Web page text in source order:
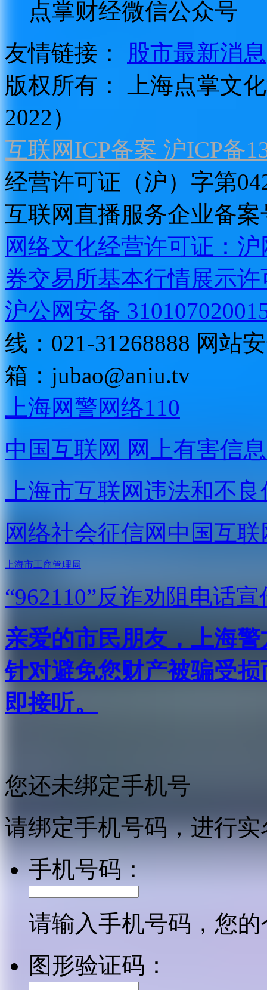
点掌财经微信公众号
友情链接：
股市最新消息
版权所有：
上海点掌文
2022）
互联网ICP备案 沪ICP备
经营许可证（沪）字第
互联网直播服务企业备案
网络文化经营许可证：
券交易所基本行情展示许
沪公网安备
线：021-31268888 网站
箱： jubao@aniu.tv
上海网警网络110
中国互联网 网上有害信
上海市互联网违法和不
网络社会征信网 中国互
上海市工商管理局
“962110”反诈劝阻电话宣
亲爱的市民朋友，上海
针对避免您财产被骗受
即接听。
您还未绑定手机号
请绑定手机号码，进行
手机号码：
请输入手机号码，您
图形验证码：